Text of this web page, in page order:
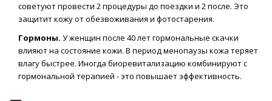
советуют провести 2 процедуры до поездки и 2 после. Это
защитит кожу от обезвоживания и фотостарения.
Гормоны. У женщин после 40 лет гормональные скачки
влияют на состояние кожи. В период менопаузы кожа теряет
влагу быстрее. Иногда биоревитализацию комбинируют с
гормональной терапией - это повышает эффективность.